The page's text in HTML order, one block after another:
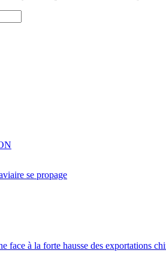
se propage
face à la forte hausse des exportations